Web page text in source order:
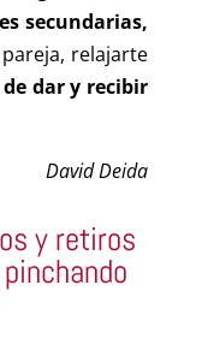
secundarias,
relajarte
dar y recibir
David Deida
y retiros